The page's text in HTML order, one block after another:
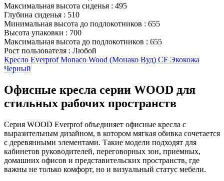
Максимальная высота сиденья : 495
Глубина сиденья : 510
Минимальная высота до подлокотников : 655
Высота упаковки : 700
Максимальная высота до подлокотников : 655
Рост пользователя : Любой
Кресло Everprof Monaco Wood (Монако Вуд) CF Экокожа
Черный
Офисные кресла серии WOOD для
стильных рабочих пространств
Серия WOOD Everprof объединяет офисные кресла с
выразительным дизайном, в котором мягкая обивка сочетается
с деревянными элементами. Такие модели подходят для
кабинетов руководителей, переговорных зон, приемных,
домашних офисов и представительских пространств, где
важны не только комфорт, но и визуальный статус мебели.